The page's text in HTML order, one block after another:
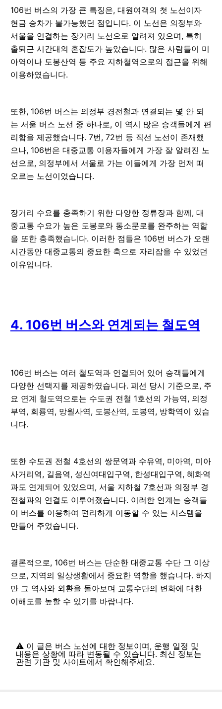
106번 버스의 가장 큰 특징은, 대원여객의 첫 노선이자
현금 승차가 불가능했던 점입니다. 이 노선은 의정부와
서울을 연결하는 장거리 노선으로 알려져 있으며, 특히
출퇴근 시간대의 혼잡도가 높았습니다. 많은 사람들이 미
아역이나 도봉산역 등 주요 지하철역으로의 접근을 위해
이용하였습니다.
또한, 106번 버스는 의정부 경전철과 연결되는 몇 안 되
는 서울 버스 노선 중 하나로, 이 역시 많은 승객들에게 편
리함을 제공했습니다. 7번, 72번 등 직선 노선이 존재했
으나, 106번은 대중교통 이용자들에게 가장 잘 알려진 노
선으로, 의정부에서 서울로 가는 이들에게 가장 먼저 떠
오르는 노선이었습니다.
장거리 수요를 충족하기 위한 다양한 정류장과 함께, 대
중교통 수요가 높은 도봉로와 동소문로를 완주하는 역할
을 또한 충족했습니다. 이러한 점들은 106번 버스가 오랜
시간동안 대중교통의 중요한 축으로 자리잡을 수 있었던
이유입니다.
4. 106번 버스와 연계되는 철도역
106번 버스는 여러 철도역과 연결되어 있어 승객들에게
다양한 선택지를 제공하였습니다. 폐선 당시 기준으로, 주
요 연계 철도역으로는 수도권 전철 1호선의 가능역, 의정
부역, 회룡역, 망월사역, 도봉산역, 도봉역, 방학역이 있습
니다.
또한 수도권 전철 4호선의 쌍문역과 수유역, 미아역, 미아
사거리역, 길음역, 성신여대입구역, 한성대입구역, 혜화역
과도 연계되어 있었으며, 서울 지하철 7호선과 의정부 경
전철과의 연결도 이루어졌습니다. 이러한 연계는 승객들
이 버스를 이용하여 편리하게 이동할 수 있는 시스템을
만들어 주었습니다.
결론적으로, 106번 버스는 단순한 대중교통 수단 그 이상
으로, 지역의 일상생활에서 중요한 역할을 했습니다. 하지
만 그 역사와 외환을 돌아보며 교통수단의 변화에 대한
이해도를 높할 수 있기를 바랍니다.
⚠️ 이 글은 버스 노선에 대한 정보이며, 운행 일정 및
내용은 상황에 따라 변동될 수 있습니다. 최신 정보는
관련 기관 및 사이트에서 확인해주세요.